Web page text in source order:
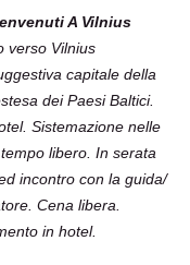
A Vilnius
verso Vilnius
capitale della
dei Paesi Baltici.
Sistemazione nelle
libero. In serata
incontro con la guida/
Cena libera.
in hotel.